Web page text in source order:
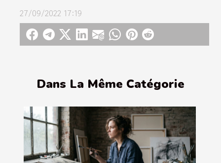
Dans La Même Catégorie
27/09/2022 17:19